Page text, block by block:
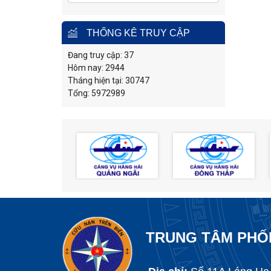
THỐNG KÊ TRUY CẬP
Đang truy cập: 37
Hôm nay: 2944
Tháng hiện tại: 30747
Tổng: 5972989
TRUNG TÂM